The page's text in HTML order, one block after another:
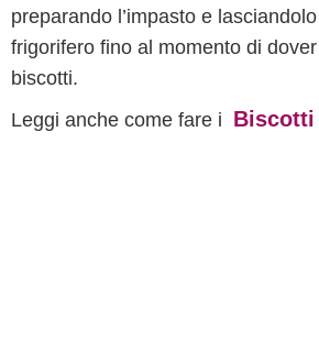
preparando l’impasto e
frigorifero fino al momento di
biscotti.
Leggi anche come fare i Biscotti